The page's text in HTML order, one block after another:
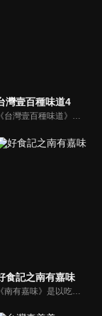
灣壹百種味道4
《台灣壹百種味道》以台灣味為主角，透過節目，呈現每一道台灣菜的滋味與廚師的故事。每集主題不只談食材的來源、廚師作法的異同，還有更多藉由一道道美食，看見每一位美食作手，背後所潛藏的人生故事。觀眾跟著節目裡面的故事，了解台灣美食、歷史淵源、多元文化、生活方式以及屬於台灣人的情感。
食記之南有嘉味
《南有嘉味》是以吃為名，用鏡頭記錄南投和嘉義的美食及其背後的故事所打造的又一系列人文紀錄片。每個人都是自己生活的導演，從他們的故事中透露著他們對生活的態度與哲學，我們希望可以通過片子呈現不同職業、不同年齡、不同經歷的人的生活感悟，以此對觀眾有所啟發。